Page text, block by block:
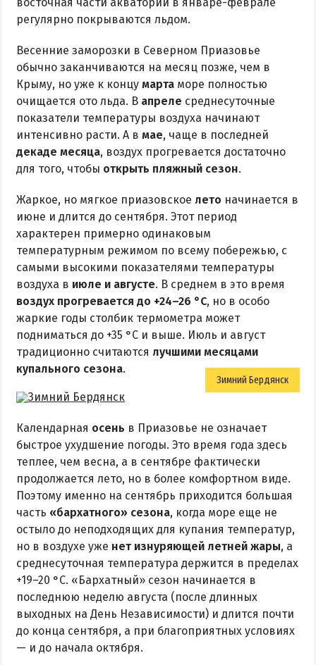
регулярно покрываются льдом.
Весенние заморозки в Северном Приазовье
обычно заканчиваются на месяц позже, чем в
Крыму, но уже к концу марта море полностью
очищается ото льда. В апреле среднесуточные
показатели температуры воздуха начинают
интенсивно расти. А в мае, чаще в последней
декаде месяца, воздух прогревается достаточно
для того, чтобы открыть пляжный сезон.
Жаркое, но мягкое приазовское лето начинается в
июне и длится до сентября. Этот период
характерен примерно одинаковым
температурным режимом по всему побережью, с
самыми высокими показателями температуры
воздуха в июле и августе. В среднем в это время
воздух прогревается до +24–26 °C, но в особо
жаркие годы столбик термометра может
подниматься до +35 °C и выше. Июль и август
традиционно считаются лучшими месяцами
купального сезона.
Зимний Бердянск
Календарная осень в Приазовье не означает
быстрое ухудшение погоды. Это время года здесь
теплее, чем весна, а в сентябре фактически
продолжается лето, но в более комфортном виде.
Поэтому именно на сентябрь приходится большая
часть «бархатного» сезона, когда море еще не
остыло до неподходящих для купания температур,
но в воздухе уже нет изнуряющей летней жары, а
среднесуточная температура держится в пределах
+19–20 °C. «Бархатный» сезон начинается в
последнюю неделю августа (после длинных
выходных на День Независимости) и длится почти
до конца сентября, а при благоприятных условиях
— и до начала октября.